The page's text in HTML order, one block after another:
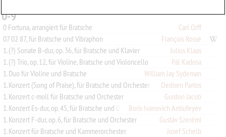
0-9
0 Fortuna, arrangiert für Bratsche
Carl Orff
07 02 87, für Bratsche und Vibraphon
François Rossé
1. (?) Sonate B-dur, op. 36, für Bratsche und Klavier
Julius Klaas
1. (?) Trio, op. 12, für Violine, Bratsche und Violoncello
Pál Kadosa
1. Duo für Violine und Bratsche
William Jay Sydeman
1. Konzert (Song of Praise), für Bratsche und Orchester
Oedoen Partos
1. Konzert c-moll für Bratsche und Orchester
Gordon Jacob
1. Konzert Es-dur, op. 45, für Bratsche und OrchesterBoris Ivanovich Antiufeyev
1. Konzert F-dur, op. 6, für Bratsche und Orchester
Gustáv Szerémi
1. Konzert für Bratsche und Kammerorchester
Josef Schelb